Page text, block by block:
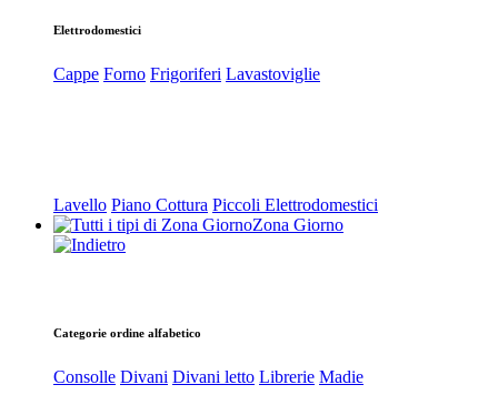
Elettrodomestici
Cappe Forno Frigoriferi Lavastoviglie
Lavello Piano Cottura Piccoli Elettrodomestici
Zona Giorno
Categorie ordine alfabetico
Consolle Divani Divani letto Librerie Madie